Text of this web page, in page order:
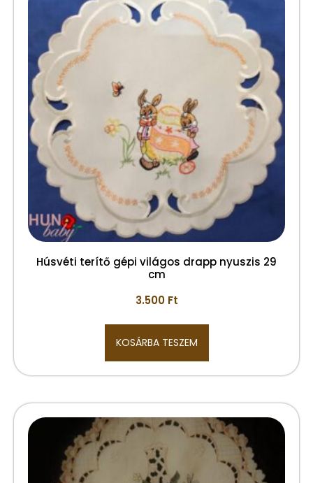
Húsvéti terítő gépi világos drapp nyuszis 29
cm
3.500 Ft
KOSÁRBA TESZEM